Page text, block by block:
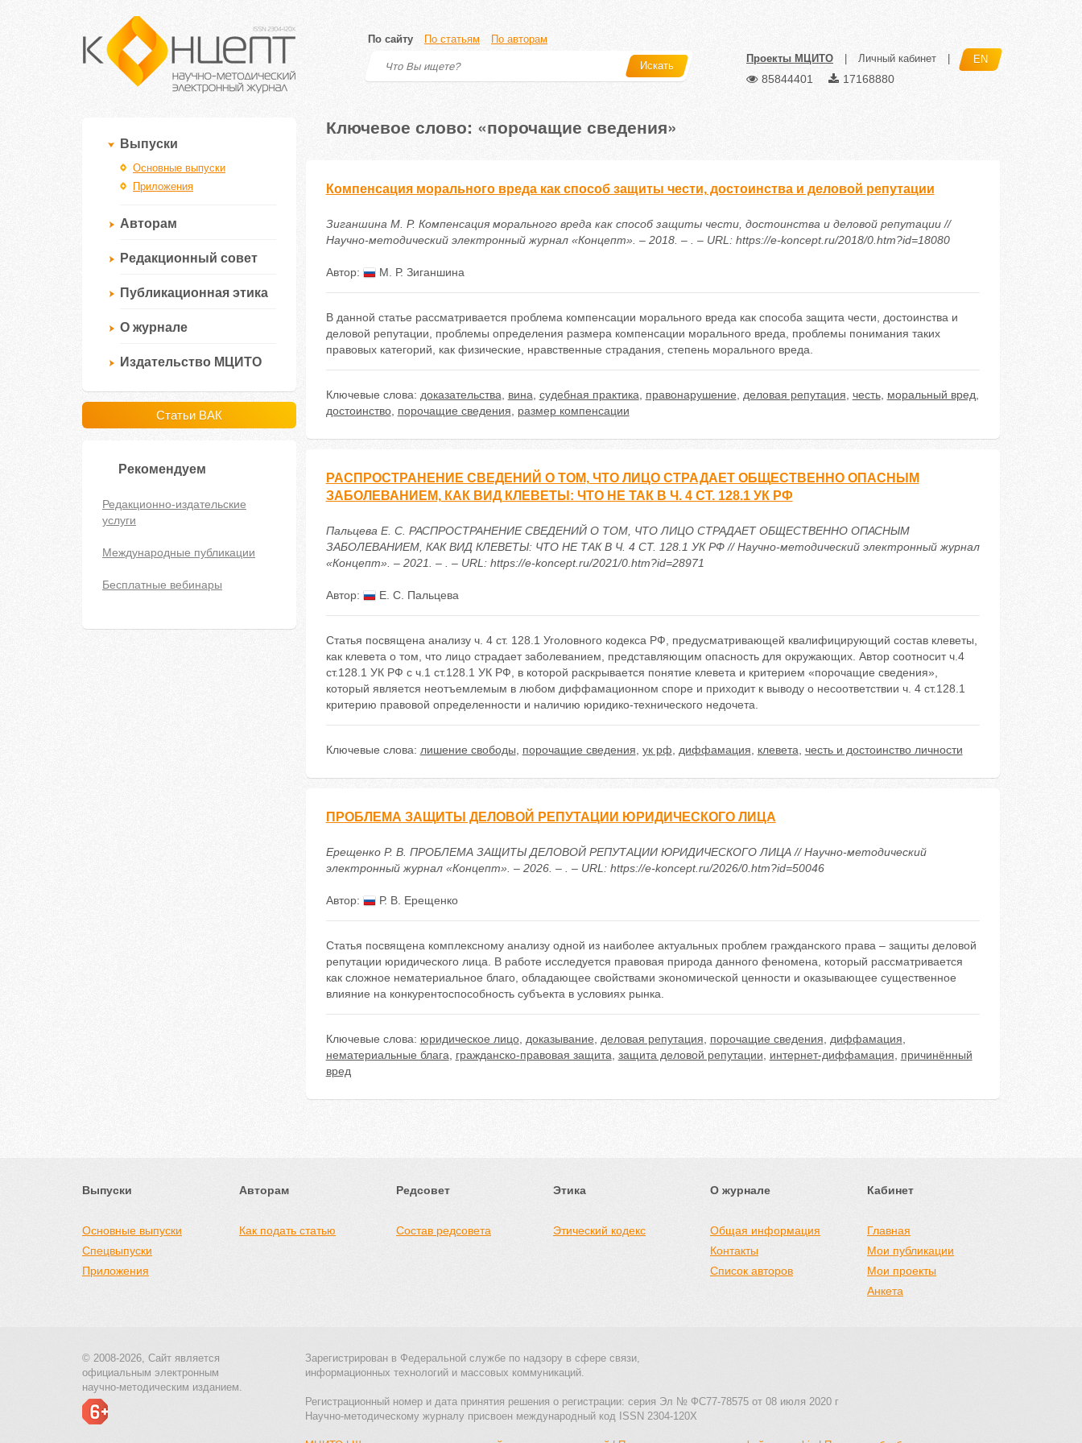
По сайту По статьям По авторам
Искать
Проекты МЦИТО Личный кабинет EN
85844401 17168880
Выпуски
Основные выпуски
Приложения
Авторам
Редакционный совет
Публикационная этика
О журнале
Издательство МЦИТО
Статьи ВАК
Рекомендуем
Редакционно-издательские
услуги
Международные публикации
Бесплатные вебинары
Ключевое слово: «порочащие сведения»
Компенсация морального вреда как способ защиты чести, достоинства и деловой репутации
Зиганшина М. Р. Компенсация морального вреда как способ защиты чести, достоинства и деловой репутации //
Научно-методический электронный журнал «Концепт». – 2018. – . – URL: https://e-koncept.ru/2018/0.htm?id=18080
Автор: М. Р. Зиганшина
В данной статье рассматривается проблема компенсации морального вреда как способа защита чести, достоинства и
деловой репутации, проблемы определения размера компенсации морального вреда, проблемы понимания таких
правовых категорий, как физические, нравственные страдания, степень морального вреда.
Ключевые слова: доказательства вина судебная практика правонарушение деловая репутация честь, моральный вред
достоинство, порочащие сведения размер компенсации
РАСПРОСТРАНЕНИЕ СВЕДЕНИЙ О ТОМ, ЧТО ЛИЦО СТРАДАЕТ ОБЩЕСТВЕННО ОПАСНЫМ
ЗАБОЛЕВАНИЕМ, КАК ВИД КЛЕВЕТЫ: ЧТО НЕ ТАК В Ч. 4 СТ. 128.1 УК РФ
Пальцева Е. С. РАСПРОСТРАНЕНИЕ СВЕДЕНИЙ О ТОМ, ЧТО ЛИЦО СТРАДАЕТ ОБЩЕСТВЕННО ОПАСНЫМ
ЗАБОЛЕВАНИЕМ, КАК ВИД КЛЕВЕТЫ: ЧТО НЕ ТАК В Ч. 4 СТ. 128.1 УК РФ // Научно-методический электронный журнал
«Концепт». – 2021. – . – URL: https://e-koncept.ru/2021/0.htm?id=28971
Автор: Е. С. Пальцева
Статья посвящена анализу ч. 4 ст. 128.1 Уголовного кодекса РФ, предусматривающей квалифицирующий состав клеветы,
как клевета о том, что лицо страдает заболеванием, представляющим опасность для окружающих. Автор соотносит ч.4
ст.128.1 УК РФ с ч.1 ст.128.1 УК РФ, в которой раскрывается понятие клевета и критерием «порочащие сведения»,
который является неотъемлемым в любом диффамационном споре и приходит к выводу о несоответствии ч. 4 ст.128.1
критерию правовой определенности и наличию юридико-технического недочета.
Ключевые слова: лишение свободы порочащие сведения ук рф диффамация клевета честь и достоинство личности
ПРОБЛЕМА ЗАЩИТЫ ДЕЛОВОЙ РЕПУТАЦИИ ЮРИДИЧЕСКОГО ЛИЦА
Ерещенко Р. В. ПРОБЛЕМА ЗАЩИТЫ ДЕЛОВОЙ РЕПУТАЦИИ ЮРИДИЧЕСКОГО ЛИЦА // Научно-методический
электронный журнал «Концепт». – 2026. – . – URL: https://e-koncept.ru/2026/0.htm?id=50046
Автор: Р. В. Ерещенко
Статья посвящена комплексному анализу одной из наиболее актуальных проблем гражданского права – защиты деловой
репутации юридического лица. В работе исследуется правовая природа данного феномена, который рассматривается
как сложное нематериальное благо, обладающее свойствами экономической ценности и оказывающее существенное
влияние на конкурентоспособность субъекта в условиях рынка.
Ключевые слова: юридическое лицо, доказывание деловая репутация порочащие сведения диффамация
нематериальные блага
гражданско-правовая защита защита деловой репутации интернет-диффамация
причинённый
вред
Выпуски
Основные выпуски
Спецвыпуски
Приложения
Авторам
Как подать статью
Редсовет
Состав редсовета
Этика
Этический кодекс
О журнале
Общая информация
Контакты
Список авторов
Кабинет
Главная
Мои публикации
Мои проекты
Анкета
© 2008-2026, Сайт является
официальным электронным
научно-методическим изданием.
Зарегистрирован в Федеральной службе по надзору в сфере связи,
информационных технологий и массовых коммуникаций.
Регистрационный номер и дата принятия решения о регистрации: серия Эл № ФС77-78575 от 08 июля 2020 г
Научно-методическому журналу присвоен международный код ISSN 2304-120X